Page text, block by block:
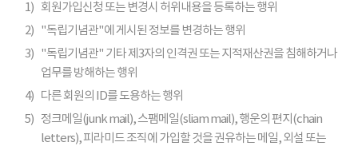
1) 회원가입신청 또는 변경시 허위내용을 등록하는 행위
2) "독립기념관"에 게시된 정보를 변경하는 행위
3) "독립기념관" 기타 제3자의 인격권 또는 지적재산권을 침해하거나
업무를 방해하는 행위
4) 다른 회원의 ID를 도용하는 행위
5) 정크메일(junk mail), 스팸메일(sliam mail), 행운의 편지(chain
letters), 피라미드 조직에 가입할 것을 권유하는 메일, 외설 또는